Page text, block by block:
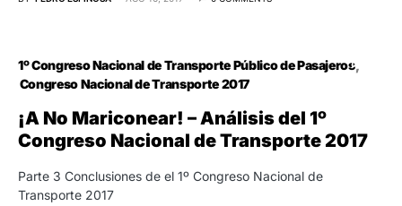
1º Congreso Nacional de Transporte Público de Pasajeros
Congreso Nacional de Transporte 2017
¡A No Mariconear! – Análisis del 1º
Congreso Nacional de Transporte 2017
Parte 3 Conclusiones de el 1º Congreso Nacional de
Transporte 2017